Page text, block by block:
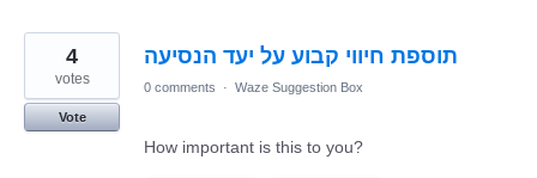
תוספת חיווי קבוע על יעד הנסיעה 4
votes
Vote
0 comments · Waze Suggestion Box
How important is this to you?